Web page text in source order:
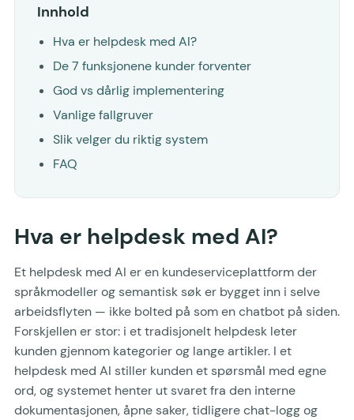
Innhold
Hva er helpdesk med AI?
De 7 funksjonene kunder forventer
God vs dårlig implementering
Vanlige fallgruver
Slik velger du riktig system
FAQ
Hva er helpdesk med AI?
Et helpdesk med AI er en kundeserviceplattform der
språkmodeller og semantisk søk er bygget inn i selve
arbeidsflyten — ikke bolted på som en chatbot på siden.
Forskjellen er stor: i et tradisjonelt helpdesk leter
kunden gjennom kategorier og lange artikler. I et
helpdesk med AI stiller kunden et spørsmål med egne
ord, og systemet henter ut svaret fra den interne
dokumentasjonen, åpne saker, tidligere chat-logg og